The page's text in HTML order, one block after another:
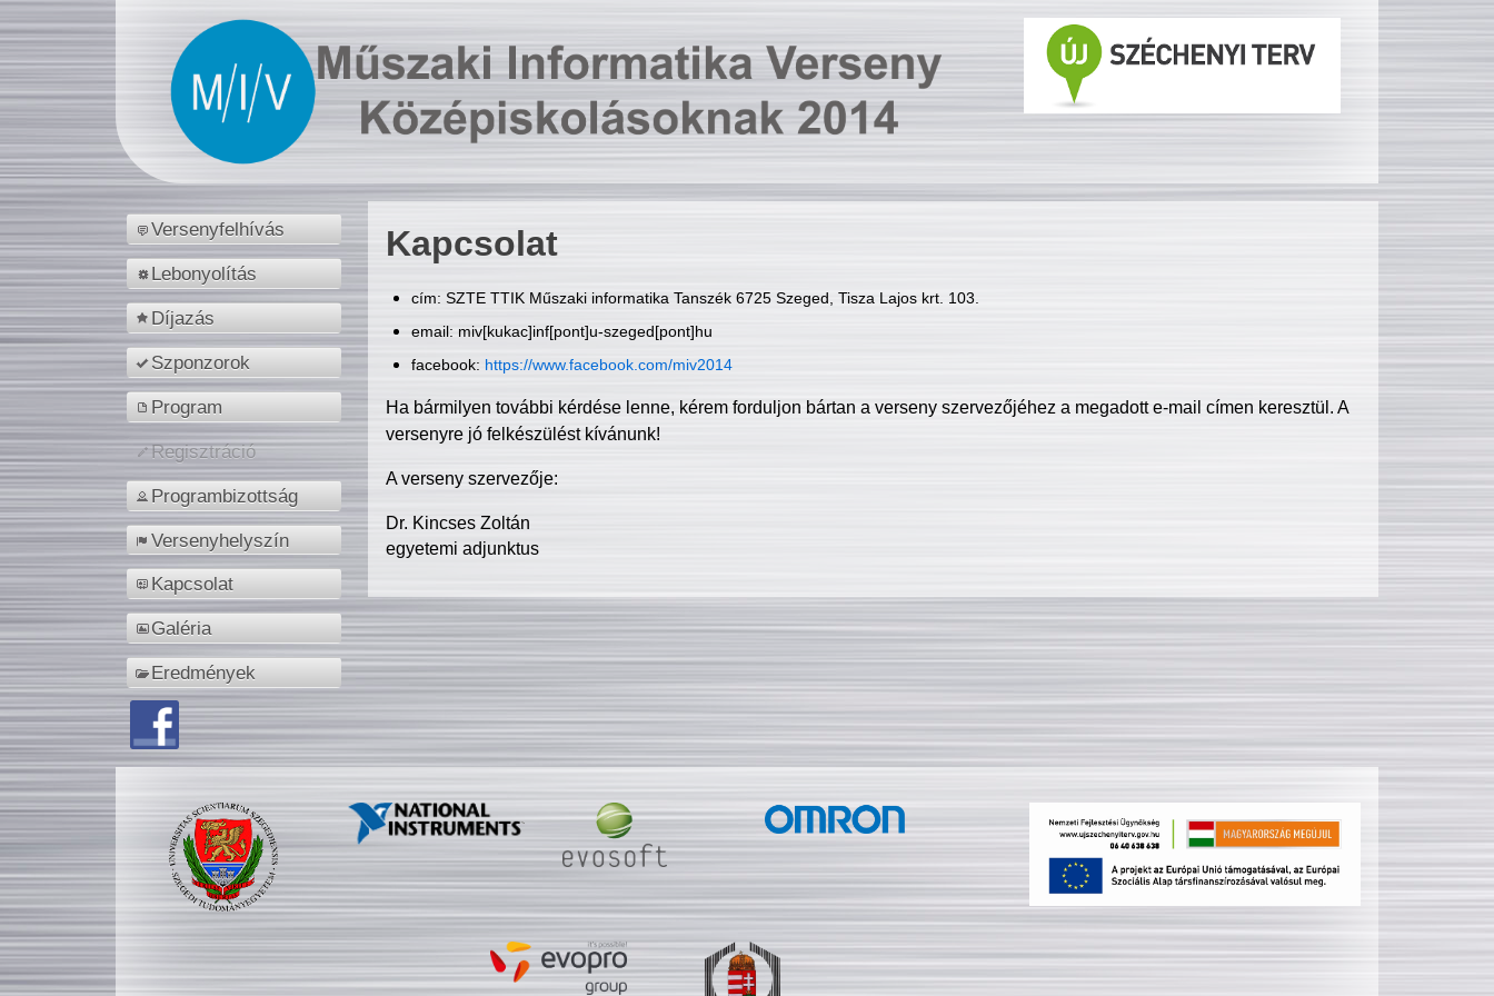
Versenyfelhívás
Lebonyolítás
Díjazás
Szponzorok
Program
Regisztráció
Programbizottság
Versenyhelyszín
Kapcsolat
Galéria
Eredmények
Kapcsolat
cím: SZTE TTIK Műszaki informatika Tanszék 6725 Szeged, Tisza Lajos krt. 103.
email: miv[kukac]inf[pont]u-szeged[pont]hu
facebook: https://www.facebook.com/miv2014
Ha bármilyen további kérdése lenne, kérem forduljon bártan a verseny szervezőjéhez a megadott e-mail címen keresztül. A
versenyre jó felkészülést kívánunk!
A verseny szervezője:
Dr. Kincses Zoltán
egyetemi adjunktus